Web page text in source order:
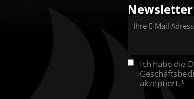
Newsletter
Ihre E-Mail
Ich habe die
akzeptiert.*